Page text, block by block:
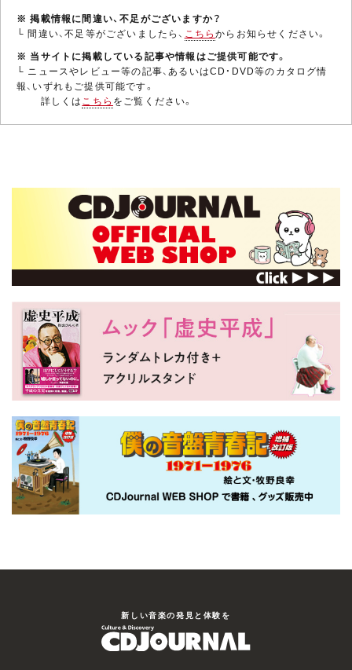
※ 掲載情報に間違い、不足がございますか？
└ 間違い、不足等がございましたら、 こちらからお知らせください。
※ 当サイトに掲載している記事や情報はご提供可能です。
└ ニュースやレビュー等の記事、あるいはCD・DVD等のカタログ情
報、いずれもご提供可能です。
詳しくはこちら をご覧ください。
新しい⾳楽の発⾒と体験を